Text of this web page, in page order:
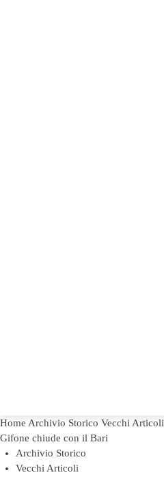
Home Archivio Storico Vecchi Articoli
Gifone chiude con il Bari
Archivio Storico
Vecchi Articoli